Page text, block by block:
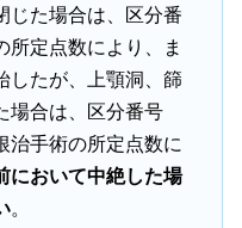
じた場合は、区分番
所定点数により、ま
したが、上顎洞、篩
場合は、区分番号
治手術の所定点数に
において中絶した場
。